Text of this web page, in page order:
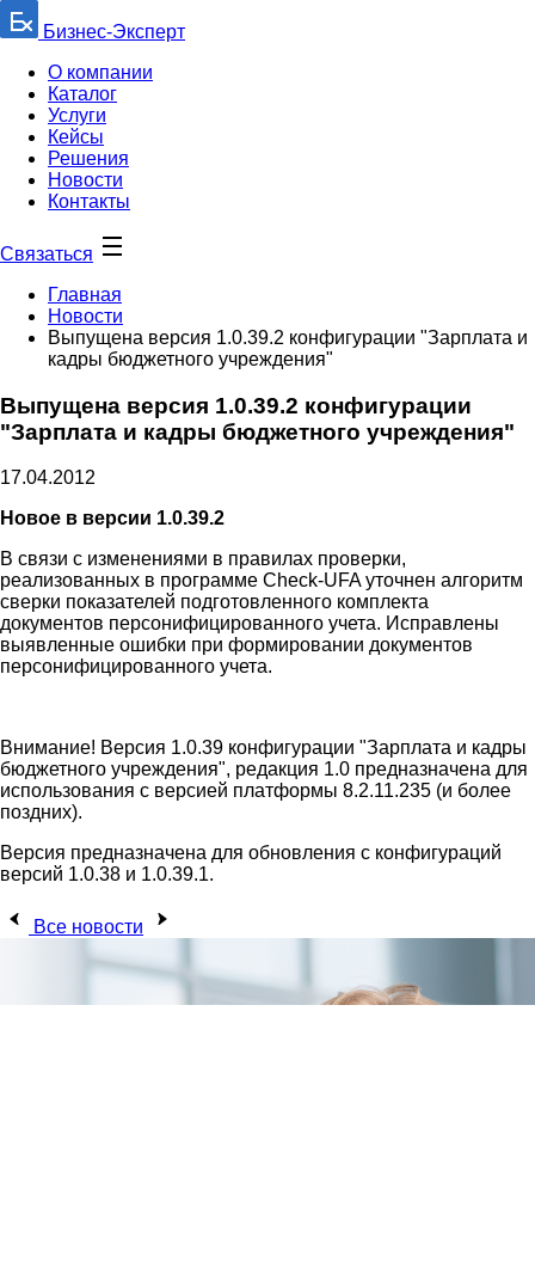
Бизнес-Эксперт
О компании
Каталог
Услуги
Кейсы
Решения
Новости
Контакты
Связаться
Главная
Новости
Выпущена версия 1.0.39.2 конфигурации "Зарплата и
кадры бюджетного учреждения"
Выпущена версия 1.0.39.2 конфигурации
"Зарплата и кадры бюджетного учреждения"
17.04.2012
Новое в версии 1.0.39.2
В связи с изменениями в правилах проверки,
реализованных в программе Check-UFA уточнен алгоритм
сверки показателей подготовленного комплекта
документов персонифицированного учета. Исправлены
выявленные ошибки при формировании документов
персонифицированного учета.
Внимание! Версия 1.0.39 конфигурации "Зарплата и кадры
бюджетного учреждения", редакция 1.0 предназначена для
использования с версией платформы 8.2.11.235 (и более
поздних).
Версия предназначена для обновления с конфигураций
версий 1.0.38 и 1.0.39.1.
Все новости